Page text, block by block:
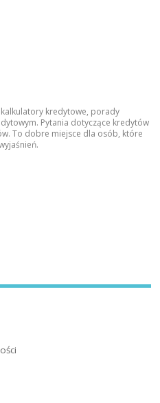
kredytowe, porady
Pytania dotyczące kredytów
To dobre miejsce dla osób, które